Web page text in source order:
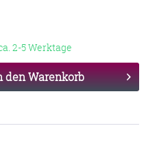
2-5 Werktage
denWarenkorb